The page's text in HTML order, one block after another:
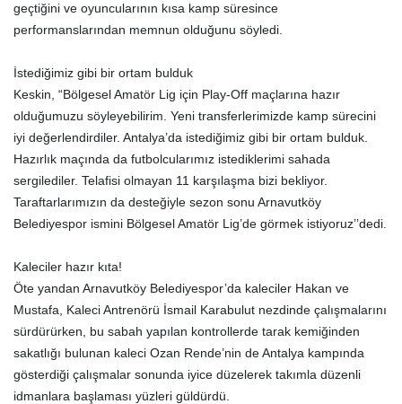
geçtiğini ve oyuncularının kısa kamp süresince
performanslarından memnun olduğunu söyledi.
İstediğimiz gibi bir ortam bulduk
Keskin, “Bölgesel Amatör Lig için Play-Off maçlarına hazır
olduğumuzu söyleyebilirim. Yeni transferlerimizde kamp sürecini
iyi değerlendirdiler. Antalya’da istediğimiz gibi bir ortam bulduk.
Hazırlık maçında da futbolcularımız istediklerimi sahada
sergilediler. Telafisi olmayan 11 karşılaşma bizi bekliyor.
Taraftarlarımızın da desteğiyle sezon sonu Arnavutköy
Belediyespor ismini Bölgesel Amatör Lig’de görmek istiyoruz’’dedi.
Kaleciler hazır kıta!
Öte yandan Arnavutköy Belediyespor’da kaleciler Hakan ve
Mustafa, Kaleci Antrenörü İsmail Karabulut nezdinde çalışmalarını
sürdürürken, bu sabah yapılan kontrollerde tarak kemiğinden
sakatlığı bulunan kaleci Ozan Rende’nin de Antalya kampında
gösterdiği çalışmalar sonunda iyice düzelerek takımla düzenli
idmanlara başlaması yüzleri güldürdü.